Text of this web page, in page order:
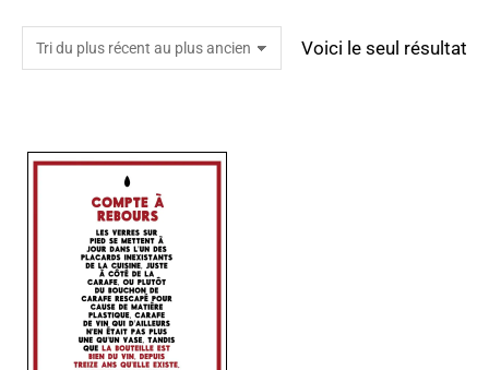
Voici le seul résultat